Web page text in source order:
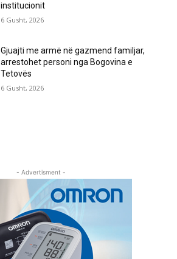
institucionit
6 Gusht, 2026
Gjuajti me armë në gazmend familjar,
arrestohet personi nga Bogovina e
Tetovës
6 Gusht, 2026
- Advertisment -